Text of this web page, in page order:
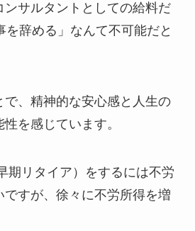
ンサルタントとしての給料だ
を辞める」なんて不可能だと
、精神的な安心感と人生の
を感じています。
期リタイア）をするには不労
ですが、徐々に不労所得を増